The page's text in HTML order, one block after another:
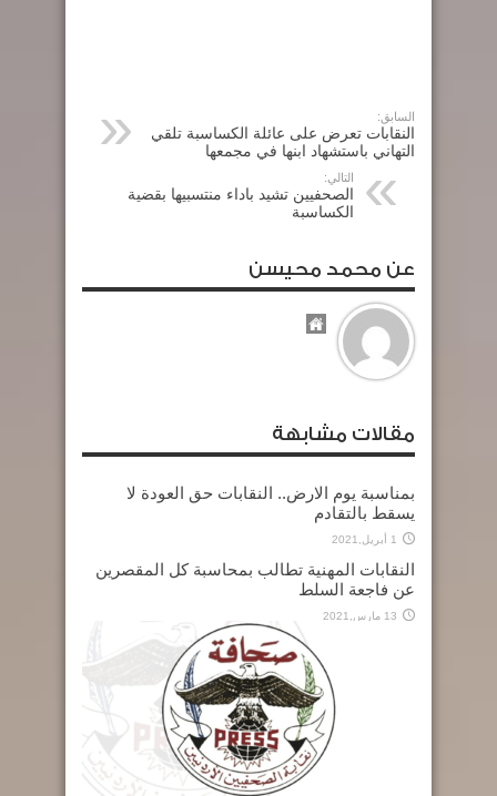
السابق:
النقابات تعرض على عائلة الكساسبة تلقي
التهاني باستشهاد ابنها في مجمعها
التالي:
الصحفيين تشيد باداء منتسبيها بقضية
الكساسبة
عن محمد محيسن
مقالات مشابهة
بمناسبة يوم الارض.. النقابات حق العودة لا
يسقط بالتقادم
1 أبريل,2021
النقابات المهنية تطالب بمحاسبة كل المقصرين
عن فاجعة السلط
13 مارس,2021